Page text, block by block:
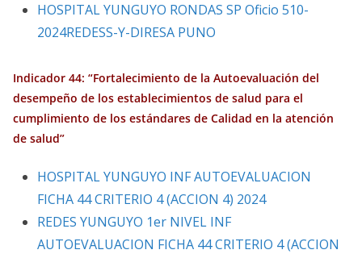
HOSPITAL YUNGUYO RONDAS SP Oficio 510-
2024REDESS-Y-DIRESA PUNO
Indicador 44: “Fortalecimiento de la Autoevaluación del
desempeño de los establecimientos de salud para el
cumplimiento de los estándares de Calidad en la atención
de salud”
HOSPITAL YUNGUYO INF AUTOEVALUACION
FICHA 44 CRITERIO 4 (ACCION 4) 2024
REDES YUNGUYO 1er NIVEL INF
AUTOEVALUACION FICHA 44 CRITERIO 4 (ACCION